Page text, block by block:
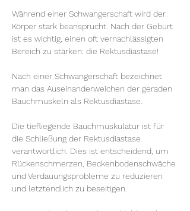
Während einer Schwangerschaft wird der
Körper stark beansprucht. Nach der Geburt
ist es wichtig, einen oft vernachlässigten
Bereich zu stärken: die Rektusdiastase!
Nach einer Schwangerschaft bezeichnet
man das Auseinanderweichen der geraden
Bauchmuskeln als Rektusdiastase.
Die tiefliegende Bauchmuskulatur ist für
die Schließung der Rektusdiastase
verantwortlich. Dies ist entscheidend, um
Rückenschmerzen, Beckenbodenschwäche
und Verdauungsprobleme zu reduzieren
und letztendlich zu beseitigen.